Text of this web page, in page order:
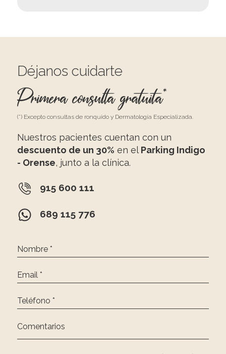
Déjanos cuidarte
Primera consulta gratuita*
(*) Excepto consultas de ronquido y Dermatología Especializada.
Nuestros pacientes cuentan con un
descuento de un 30% en el Parking Indigo
- Orense, junto a la clínica.
915 600 111
689 115 776
Nombre *
Email *
Teléfono *
Comentarios